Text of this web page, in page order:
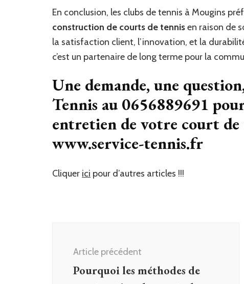
En conclusion, les clubs de tennis à Mougins
construction de courts de tennisen raison de
la satisfaction client, l’innovation, et la
c’est un partenaire de long terme pour la
Une demande, une
Tennis au 0656889691
entretien de votre court de
www.service-tennis.fr
Cliquer ici pour d’autres articles !!!
d'article
Article précédent
Pourquoi les méthodes de